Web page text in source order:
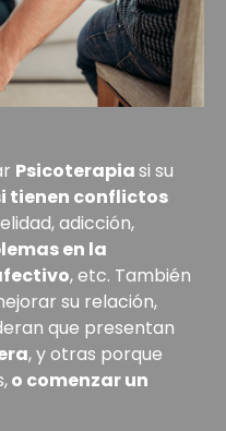
Psicoterapiasi su
tienen conflictos
adicción,
en la
, etc. También
su relación,
que presentan
, y otras porque
o comenzar un